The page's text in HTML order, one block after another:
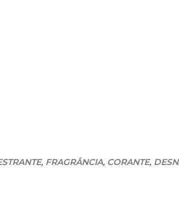
FRAGRÂNCIA, CORANTE,